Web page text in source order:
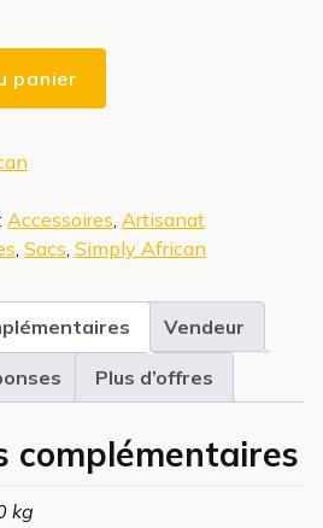
panier
Accessoires, Artisanat
, Sacs, Simply African
Vendeur
Plus d’offres
complémentaires
kg